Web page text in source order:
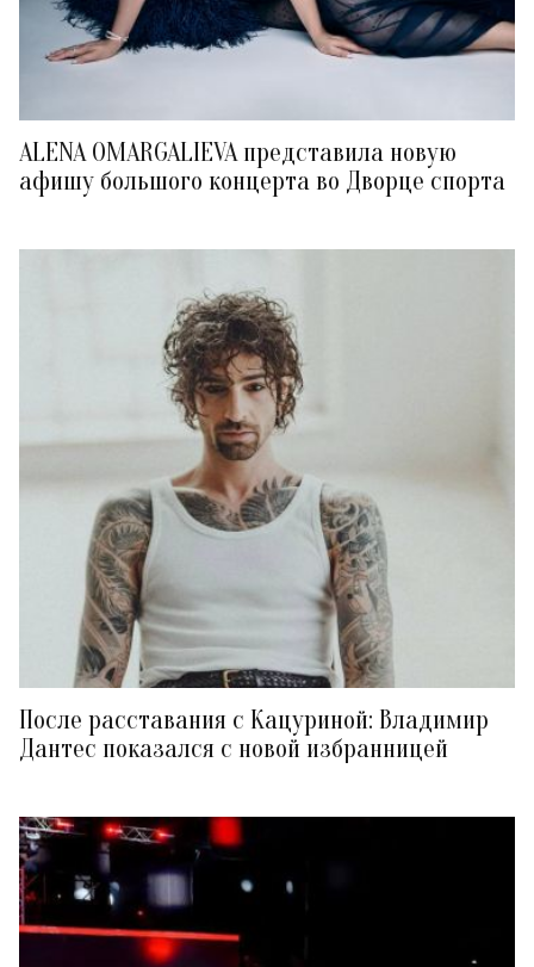
ALENA OMARGALIEVA представила новую
афишу большого концерта во Дворце спорта
После расставания с Кацуриной: Владимир
Дантес показался с новой избранницей